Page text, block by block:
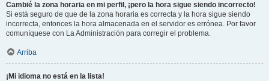
Cambié la zona horaria en mi perfil, ¡pero la hora sigue siendo incorrecto!
Si está seguro de que de la zona horaria es correcta y la hora sigue siendo
incorrecta, entonces la hora almacenada en el servidor es errónea. Por favor
comuníquese con La Administración para corregir el problema.
Arriba
¡Mi idioma no está en la lista!